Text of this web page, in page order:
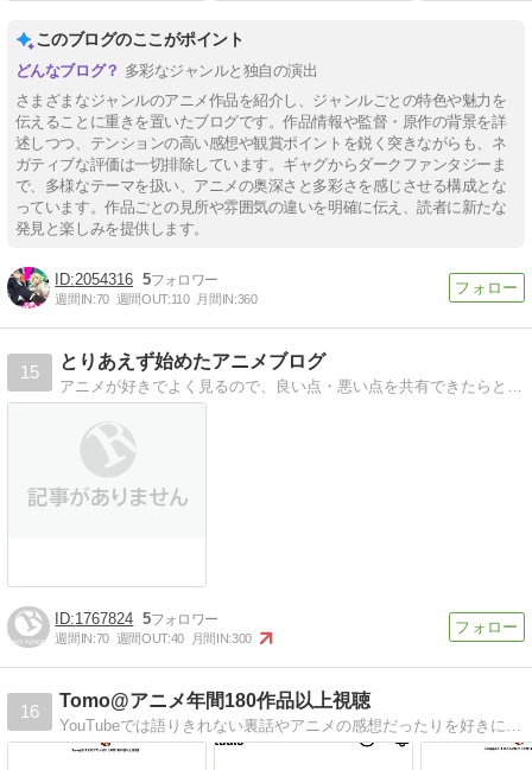
このブログのここがポイント
多彩なジャンルと独自の演出
さまざまなジャンルのアニメ作品を紹介し、ジャンルごとの特色や魅力を
伝えることに重きを置いたブログです。作品情報や監督・原作の背景を詳
述しつつ、テンションの高い感想や観賞ポイントを鋭く突きながらも、ネ
ガティブな評価は一切排除しています。ギャグからダークファンタジーま
で、多様なテーマを扱い、アニメの奥深さと多彩さを感じさせる構成とな
っています。作品ごとの見所や雰囲気の違いを明確に伝え、読者に新たな
発見と楽しみを提供します。
2054316 5
週間IN:70 週間OUT:110 月間IN:360
15
とりあえず始めたアニメブログ
アニメが好きでよく見るので、良い点・悪い点を共有できたらと思います。主におすすめな面白い・感動できる、気になるアニメの感想やその情報について紹介するブログです。
1767824 5
週間IN:70 週間OUT:40 月間IN:300
16
Tomo@アニメ年間180作品以上視聴
YouTubeでは語りきれない裏話やアニメの感想だったりを好きに書いています。作品だけでなくキャラの魅力だったりも書くかも？美少女ゲームの感想もここに記していきます。